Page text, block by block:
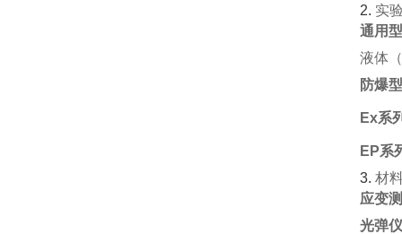
2. ‌ 实
通用
液体
防爆
Ex系
EP系
3. ‌ 材
应变
光弹